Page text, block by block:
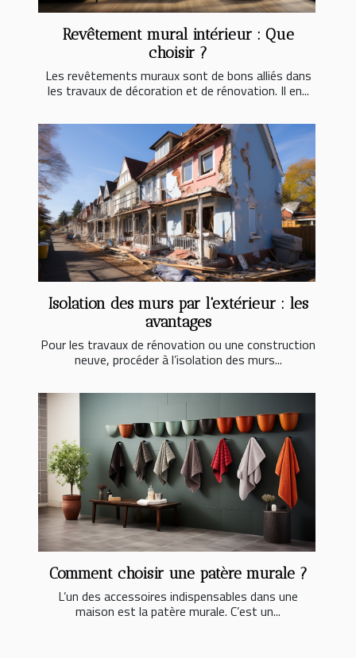
Revêtement mural intérieur : Que
choisir ?
Les revêtements muraux sont de bons alliés dans
les travaux de décoration et de rénovation. Il en...
Isolation des murs par l'extérieur : les
avantages
Pour les travaux de rénovation ou une construction
neuve, procéder à l’isolation des murs...
Comment choisir une patère murale ?
L’un des accessoires indispensables dans une
maison est la patère murale. C’est un...